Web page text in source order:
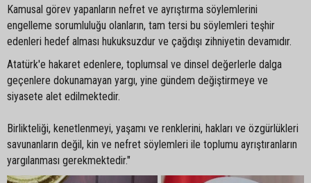
Kamusal görev yapanların nefret ve ayrıştırma söylemlerini
engelleme sorumluluğu olanların, tam tersi bu söylemleri teşhir
edenleri hedef alması hukuksuzdur ve çağdışı zihniyetin devamıdır.
Atatürk'e hakaret edenlere, toplumsal ve dinsel değerlerle dalga
geçenlere dokunamayan yargı, yine gündem değiştirmeye ve
siyasete alet edilmektedir.
Birlikteliği, kenetlenmeyi, yaşamı ve renklerini, hakları ve özgürlükleri
savunanların değil, kin ve nefret söylemleri ile toplumu ayrıştıranların
yargılanması gerekmektedir."